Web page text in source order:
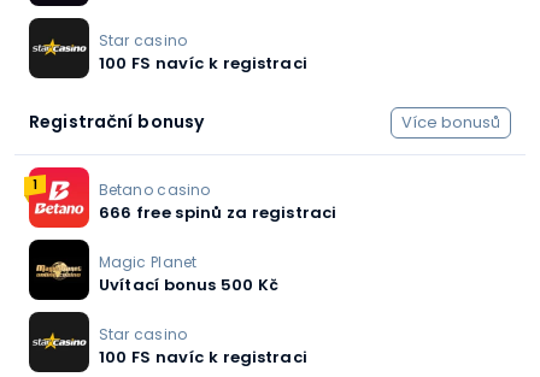
Star casino
100 FS navíc k registraci
Registrační bonusy Více bonusů
1 Betano casino
666 free spinů za registraci
Magic Planet
Uvítací bonus 500 Kč
Star casino
100 FS navíc k registraci